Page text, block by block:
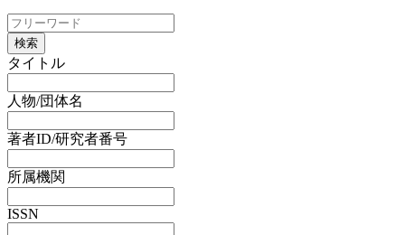
検索
タイトル
人物/団体名
著者ID/研究者番号
所属機関
ISSN